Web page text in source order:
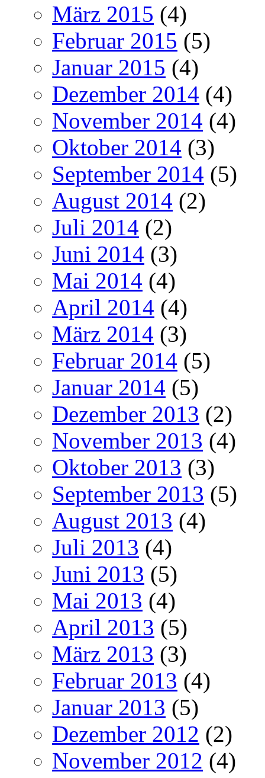
März 2015 (4)
Februar 2015 (5)
Januar 2015 (4)
Dezember 2014 (4)
November 2014 (4)
Oktober 2014 (3)
September 2014 (5)
August 2014 (2)
Juli 2014 (2)
Juni 2014 (3)
Mai 2014 (4)
April 2014 (4)
März 2014 (3)
Februar 2014 (5)
Januar 2014 (5)
Dezember 2013 (2)
November 2013 (4)
Oktober 2013 (3)
September 2013 (5)
August 2013 (4)
Juli 2013 (4)
Juni 2013 (5)
Mai 2013 (4)
April 2013 (5)
März 2013 (3)
Februar 2013 (4)
Januar 2013 (5)
Dezember 2012 (2)
November 2012 (4)